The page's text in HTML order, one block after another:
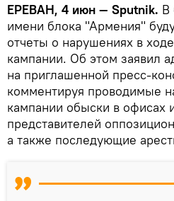
ЕРЕВАН, 4 июн — Sputnik. В
имени блока "Армения"
отчеты о нарушениях в
кампании. Об этом заявил
на приглашенной пресс-
комментируя проводимые
кампании обыски в офисах
представителей
а также последующие